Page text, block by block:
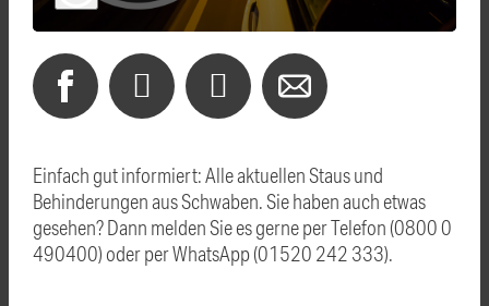
Einfach gut informiert: Alle aktuellen Staus und
Behinderungen aus Schwaben. Sie haben auch etwas
gesehen? Dann melden Sie es gerne per Telefon (0800 0
490400) oder per WhatsApp (01520 242 333).